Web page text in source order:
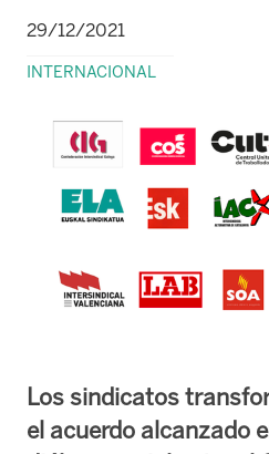
29/12/2021
INTERNACIONAL
Los sindicatos
el acuerdo alcanzado